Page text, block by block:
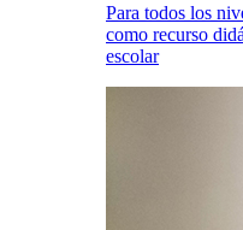
Para todos los
como recurso
escolar